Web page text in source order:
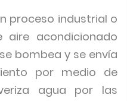
proceso industrial o
aire acondicionado
bombea y se envía
por medio de
agua por las